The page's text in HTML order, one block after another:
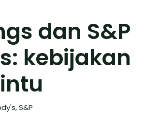
dan S&P
kebijakan
,S&P